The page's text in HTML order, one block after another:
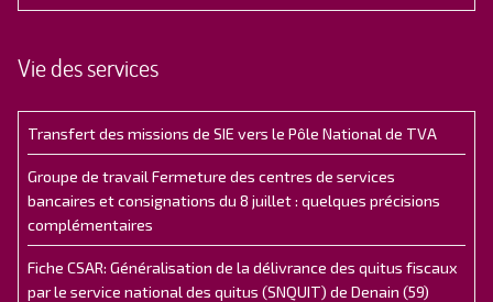
Vie des services
Transfert des missions de SIE vers le Pôle National de TVA
Groupe de travail Fermeture des centres de services
bancaires et consignations du 8 juillet : quelques précisions
complémentaires
Fiche CSAR: Généralisation de la délivrance des quitus fiscaux
par le service national des quitus (SNQUIT) de Denain (59)